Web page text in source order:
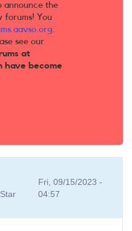
announce the
forums! You
.
see our
at
have become
Fri, 09/15/2023 -
04:57